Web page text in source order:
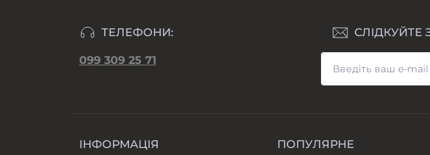
ТЕЛЕФОНИ:
099 309 25 71
СЛІДКУЙТЕ
ІНФОРМАЦІЯ ПОПУЛЯРНЕ